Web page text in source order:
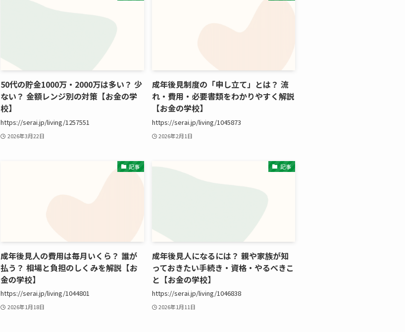
50代の貯金1000万・2000万は多い？ 少
ない？ 金額レンジ別の対策【お金の学
校】
https://serai.jp/living/1257551
2026年3月22日
成年後見制度の「申し立て」とは？ 流
れ・費用・必要書類をわかりやすく解説
【お金の学校】
https://serai.jp/living/1045873
2026年2月1日
記事
成年後見人の費用は毎月いくら？ 誰が
払う？ 相場と負担のしくみを解説【お
金の学校】
https://serai.jp/living/1044801
2026年1月18日
記事
成年後見人になるには？ 親や家族が知
っておきたい手続き・資格・やるべきこ
と【お金の学校】
https://serai.jp/living/1046838
2026年1月11日